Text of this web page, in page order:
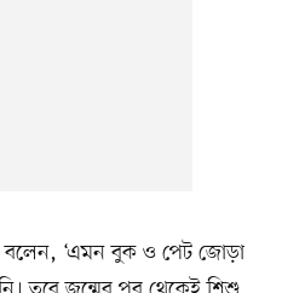
বলেন, ‘এমন বুক ও পেট জোড়া